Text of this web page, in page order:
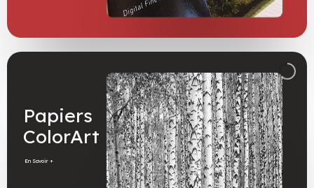
En Savoir +
ColorArt
Papiers